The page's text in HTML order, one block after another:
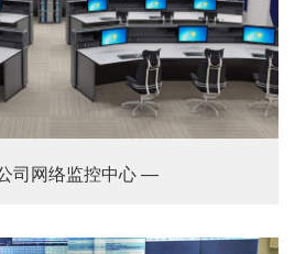
司网络监控中心 —